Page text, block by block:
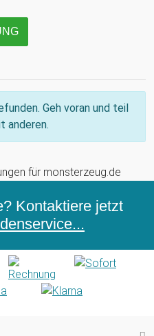
Geh voran und teil
anderen.
Kontaktiere jetzt